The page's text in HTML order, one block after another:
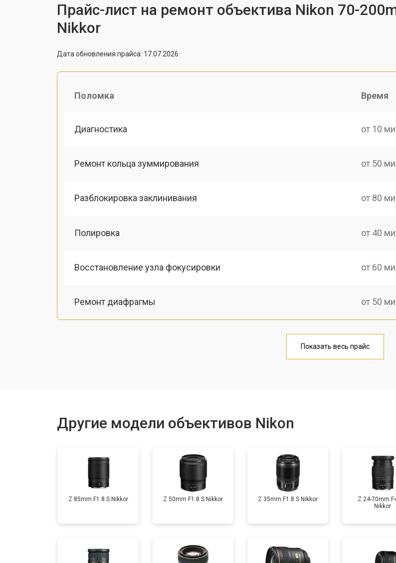
Прайс-лист на ремонт объектива Nikon 70-
Nikkor
Дата обновления прайса: 17.07.2026
Поломка Время
Диагностика от 10
Ремонт кольца зуммирования от 50
Разблокировка заклинивания от 80
Полировка от 40
Восстановление узла фокусировки от 60
Ремонт диафрагмы от 50
от 60 мин
Ремонт шлейфа оптического стабилизатора от 80 мин
Показать весь прайс
Другие модели объективов Nikon
Z 85mm F1.8 S Nikkor Z 50mm F1.8 S Nikkor Z 35mm F1.8 S Nikkor
Z 24-70mm
Nikkor